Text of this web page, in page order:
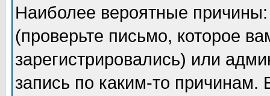
Наиболее вероятные
(проверьте письмо, которое
зарегистрировались) или
запись по каким-то